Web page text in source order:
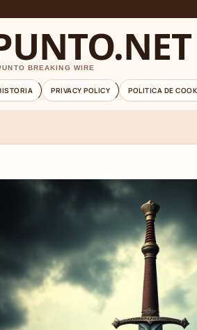
BREAKING WIRE
PRIVACY POLICY POLITICA DE